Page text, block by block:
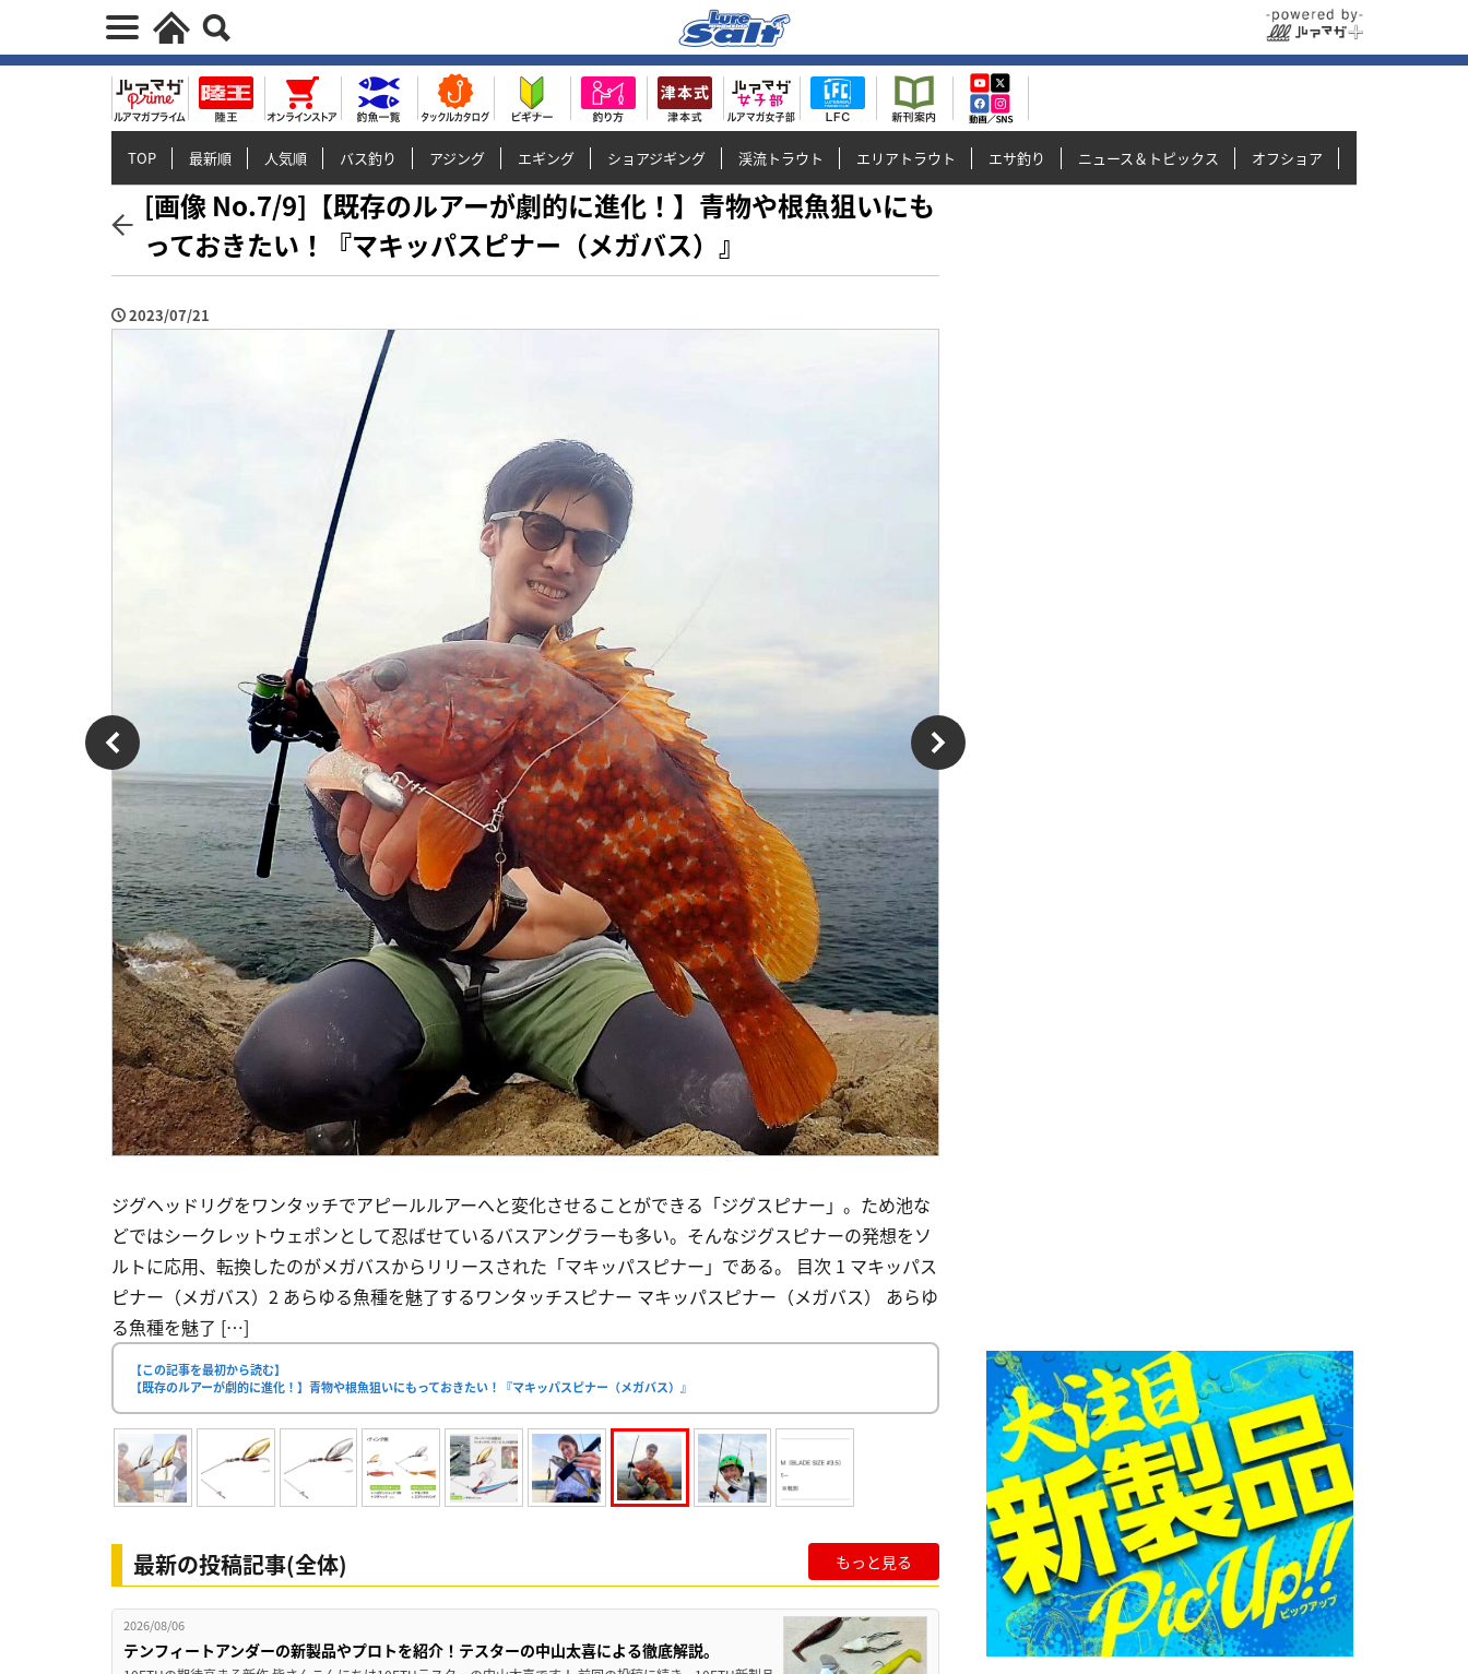
TOP 最新順 人気順 バス釣り アジング エギング ショアジギング 渓流トラウト エリアトラウト エサ釣り ニュース＆トピックス オフショア
[画像 No.7/9]【既存のルアーが劇的に進化！】青物や根魚狙いにも
っておきたい！『マキッパスピナー（メガバス）』
2023/07/21
ジグヘッドリグをワンタッチでアピールルアーへと変化させることができる「ジグスピナー」。ため池な
どではシークレットウェポンとして忍ばせているバスアングラーも多い。そんなジグスピナーの発想をソ
ルトに応用、転換したのがメガバスからリリースされた「マキッパスピナー」である。 目次 1 マキッパス
ピナー（メガバス）2 あらゆる魚種を魅了するワンタッチスピナー マキッパスピナー（メガバス） あらゆ
る魚種を魅了 […]
【この記事を最初から読む】
【既存のルアーが劇的に進化！】青物や根魚狙いにもっておきたい！『マキッパスピナー（メガバス）』
最新の投稿記事(全体) もっと見る
2026/08/06
テンフィートアンダーの新製品やプロトを紹介！テスターの中山太喜による徹底解説。